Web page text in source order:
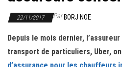
22/11/2017 ParBORJ NOE
Depuis le mois dernier,
transport de particuliers, Uber,